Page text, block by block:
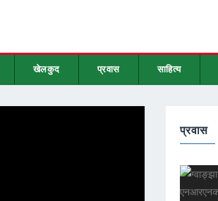
खेलकुद प्रवास साहित्य
प्रवास